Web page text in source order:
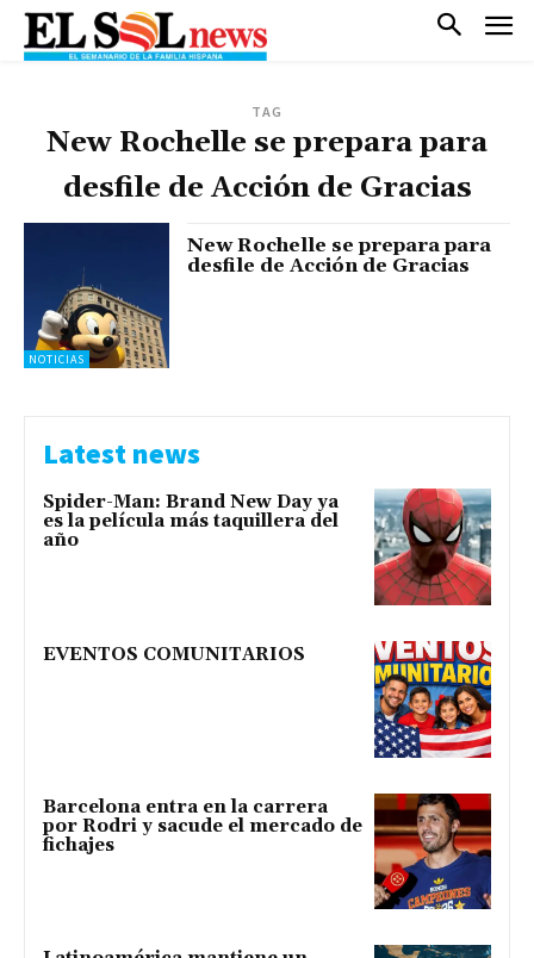
TAG
New Rochelle se prepara para
desfile de Acción de Gracias
NOTICIAS
New Rochelle se prepara para
desfile de Acción de Gracias
Latest news
Spider-Man: Brand New Day ya
es la película más taquillera del
año
EVENTOS COMUNITARIOS
Barcelona entra en la carrera
por Rodri y sacude el mercado de
fichajes